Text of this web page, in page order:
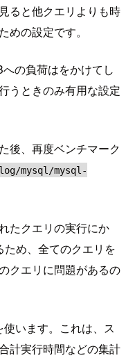
ると他クエリよりも時
めの設定です。
の負荷はをかけてし
うときのみ有用な設定
後、再度ベンチマーク
mysql/mysql-
たクエリの実行にか
め、全てのクエリを
クエリに問題があるの
使います。これは、ス
計実行時間などの集計